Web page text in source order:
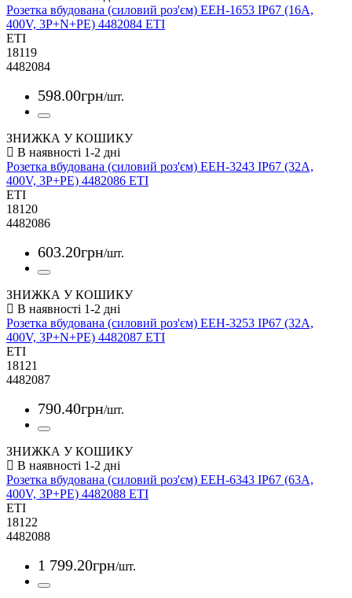
Розетка вбудована (силовий роз'єм) EEH-1653 IP67 (16A,
400V, 3P+N+PE) 4482084 ETI
ETI
18119
4482084
598.00грн/шт.
ЗНИЖКА У КОШИКУ
Розетка вбудована (силовий роз'єм) EEH-3243 IP67 (32A,
400V, 3P+PE) 4482086 ETI
ETI
18120
4482086
603.20грн/шт.
ЗНИЖКА У КОШИКУ
Розетка вбудована (силовий роз'єм) EEH-3253 IP67 (32A,
400V, 3P+N+PE) 4482087 ETI
ETI
18121
4482087
790.40грн/шт.
ЗНИЖКА У КОШИКУ
Розетка вбудована (силовий роз'єм) EEH-6343 IP67 (63A,
400V, 3P+PE) 4482088 ETI
ETI
18122
4482088
1 799.20грн/шт.